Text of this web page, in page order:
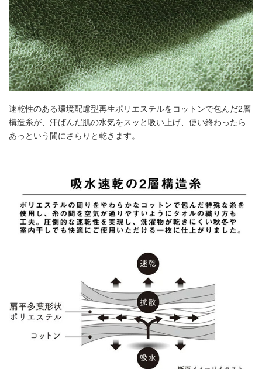
速乾性のある環境配慮型再生ポリエステルをコットンで包んだ2層
構造糸が、汗ばんだ肌の水気をスッと吸い上げ、使い終わったら
あっという間にさらりと乾きます。